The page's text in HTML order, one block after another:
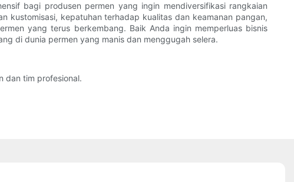
bagi produsen permen yang ingin mendiversifikasi rangkaian
kustomisasi, kepatuhan terhadap kualitas dan keamanan pangan,
yang terus berkembang. Baik Anda ingin memperluas bisnis
di dunia permen yang manis dan menggugah selera.
dan tim profesional.